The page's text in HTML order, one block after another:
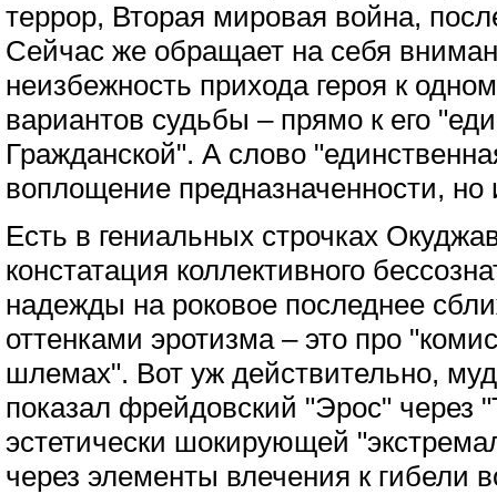
террор, Вторая мировая война,
Сейчас же обращает на себя
неизбежность прихода героя к
вариантов судьбы – прямо к его
Гражданской". А слово
воплощение предназначенности, но
Есть в гениальных строчках
констатация коллективного
надежды на роковое последнее
оттенками эротизма – это про
шлемах". Вот уж действительно,
показал фрейдовский "Эрос" через
эстетически шокирующей
через элементы влечения к гибели